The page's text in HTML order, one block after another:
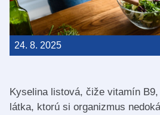
24. 8. 2025
Kyselina listová, čiže vitamín
látka, ktorú si organizmus